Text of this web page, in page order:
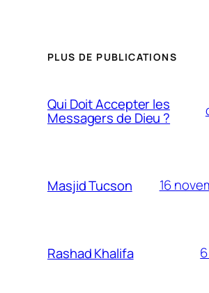
PLUS DE PUBLICATIONS
Qui Doit Accepter les
Messagers de Dieu ?
Masjid Tucson 16
Rashad Khalifa